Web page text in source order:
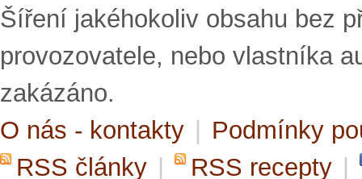
Šíření jakéhokoliv obsahu bez
provozovatele, nebo vlastníka
zakázáno.
O nás - kontakty
Podmínky
RSS články
RSS recepty